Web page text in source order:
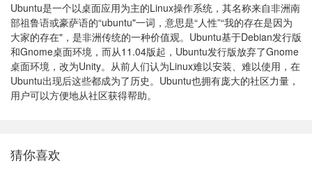
Ubuntu是一个以桌面应用为主的Linux操作系统，其名称来自非洲南
部祖鲁语或豪萨语的“ubuntu"一词，意思是“人性”“我的存在是因为
大家的存在"，是非洲传统的一种价值观。Ubuntu基于Debian发行版
和Gnome桌面环境，而从11.04版起，Ubuntu发行版放弃了Gnome
桌面环境，改为Unity。从前人们认为Linux难以安装、难以使用，在
Ubuntu出现后这些都成为了历史。Ubuntu也拥有庞大的社区力量，
用户可以方便地从社区获得帮助。
猜你喜欢